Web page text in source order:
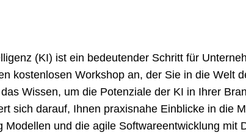
(KI) ist ein bedeutender Schritt für
kostenlosen Workshop an, der Sie in die Welt
Wissen, um die Potenziale der KI in Ihrer
sich darauf, Ihnen praxisnahe Einblicke in die
Modellen und die agile Softwareentwicklung mit